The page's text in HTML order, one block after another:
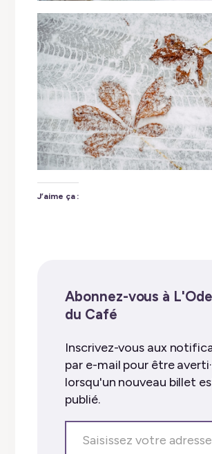
J’aime ça :
Abonnez-vous à
du Café
Inscrivez-vous aux
par e-mail pour être
lorsqu'un nouveau billet
publié.
votre